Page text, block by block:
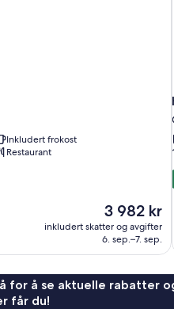
Inkludert frokost
Restaurant
Prisen
er
3 982 kr
3 982 kr
inkludert skatter og avgifter
6. sep.–7. sep.
for å se aktuelle rabatter
får du!